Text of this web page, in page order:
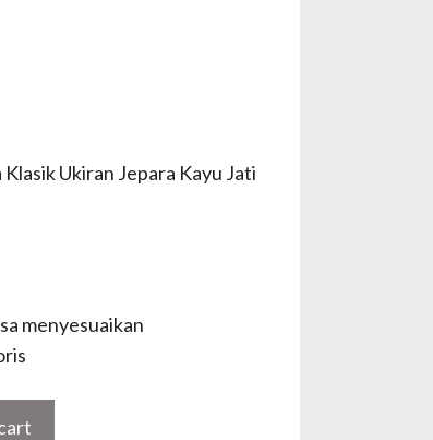
Ukiran Jepara Kayu Jati
menyesuaikan